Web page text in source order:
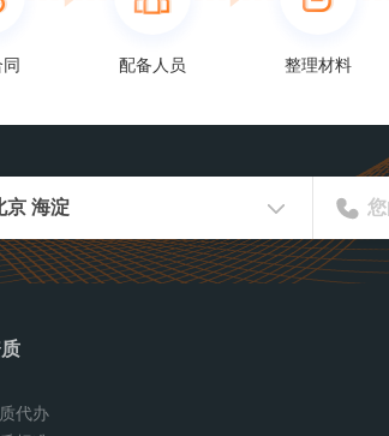
配备人员 整理材料
代办